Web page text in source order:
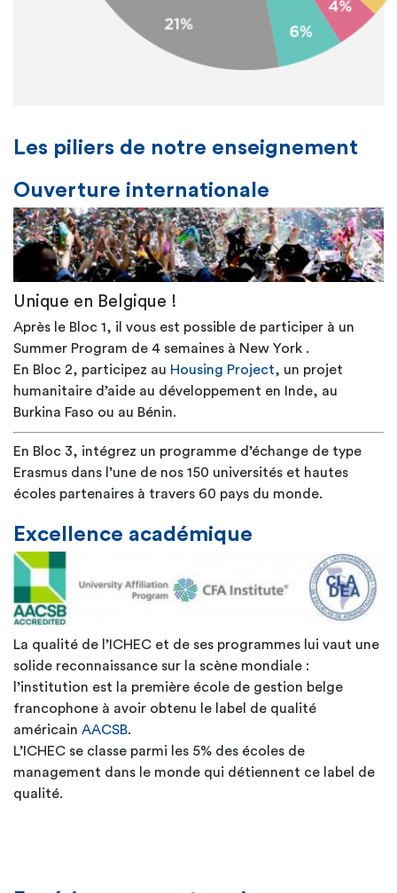
Les piliers de notre enseignement
Ouverture internationale
Unique en Belgique !
Après le Bloc 1, il vous est possible de participer à un
Summer Program de 4 semaines à New York .
En Bloc 2, participez au Housing Project, un projet
humanitaire d’aide au développement en Inde, au
Burkina Faso ou au Bénin.
En Bloc 3, intégrez un programme d’échange de type
Erasmus dans l’une de nos 150 universités et hautes
écoles partenaires à travers 60 pays du monde.
Excellence académique
La qualité de l’ICHEC et de ses programmes lui vaut une
solide reconnaissance sur la scène mondiale :
l’institution est la première école de gestion belge
francophone à avoir obtenu le label de qualité
américain AACSB.
L’ICHEC se classe parmi les 5% des écoles de
management dans le monde qui détiennent ce label de
qualité.